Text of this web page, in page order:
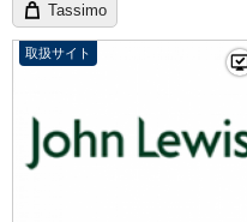
Tassimo
取扱サイト